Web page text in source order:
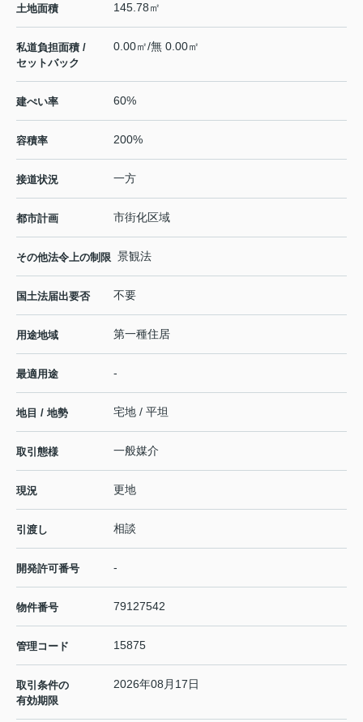
土地面積 145.78㎡
私道負担面積 /
セットバック
0.00㎡/無 0.00㎡
建ぺい率 60%
容積率 200%
接道状況 一方
都市計画 市街化区域
その他法令上の制限 景観法
国土法届出要否 不要
用途地域 第一種住居
最適用途 -
地目 / 地勢 宅地 / 平坦
取引態様 一般媒介
現況 更地
引渡し 相談
開発許可番号 -
物件番号 79127542
管理コード 15875
取引条件の
有効期限
2026年08月17日